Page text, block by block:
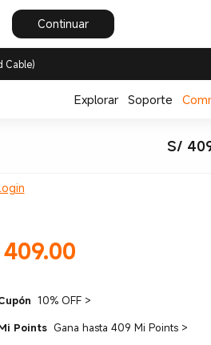
Continuar
Cable)
Explorar Soporte
S/
409.00
Price S/ 409.00
10% OFF >
Points Gana hasta 409 Mi Points >